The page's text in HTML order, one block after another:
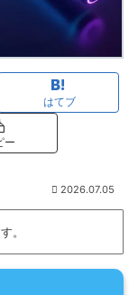
はてブ
ー
2026.07.05
。